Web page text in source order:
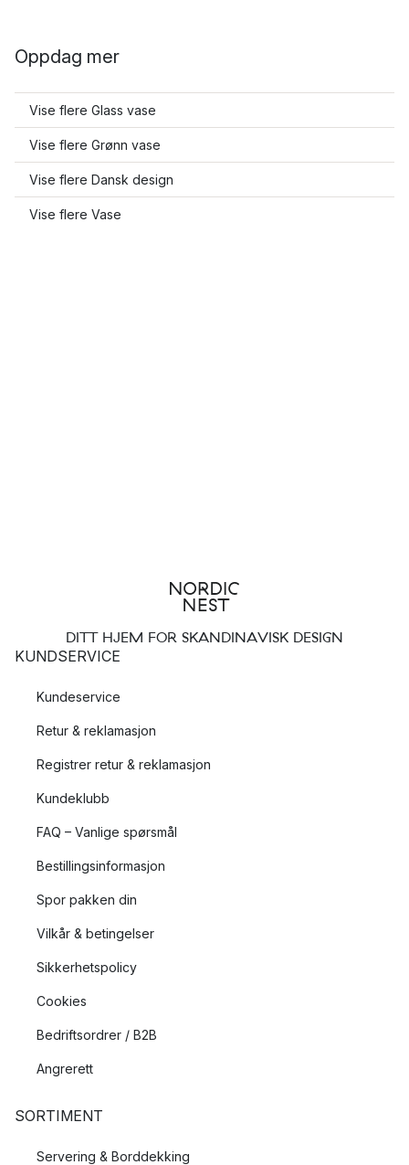
Oppdag mer
Vise flere Glass vase
Vise flere Grønn vase
Vise flere Dansk design
Vise flere Vase
DITT HJEM FOR SKANDINAVISK DESIGN
KUNDSERVICE
Kundeservice
Retur & reklamasjon
Registrer retur & reklamasjon
Kundeklubb
FAQ – Vanlige spørsmål
Bestillingsinformasjon
Spor pakken din
Vilkår & betingelser
Sikkerhetspolicy
Cookies
Bedriftsordrer / B2B
Angrerett
SORTIMENT
Servering & Borddekking